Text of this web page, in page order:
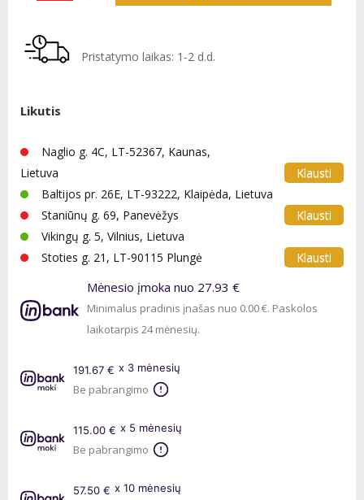
Pristatymo laikas: 1-2 d.d.
Likutis
Naglio g. 4C, LT-52367, Kaunas,
Lietuva
Klausti
Baltijos pr. 26E, LT-93222, Klaipėda, Lietuva
Staniūnų g. 69, Panevėžys
Klausti
Vikingų g. 5, Vilnius, Lietuva
Stoties g. 21, LT-90115 Plungė
Klausti
Mėnesio įmoka nuo 27.93 €
Minimalus pradinis įnašas nuo 0.00 €. Paskolos
laikotarpis 24 mėnesių.
191.67 € x 3 mėnesių
Be pabrangimo
115.00 € x 5 mėnesių
Be pabrangimo
57.50 € x 10 mėnesių